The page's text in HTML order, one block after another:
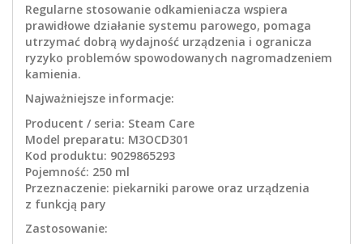
Regularne stosowanie odkamieniacza wspiera
prawidłowe działanie systemu parowego, pomaga
utrzymać dobrą wydajność urządzenia i ogranicza
ryzyko problemów spowodowanych nagromadzeniem
kamienia.
Najważniejsze informacje:
Producent / seria: Steam Care
Model preparatu: M3OCD301
Kod produktu: 9029865293
Pojemność: 250 ml
Przeznaczenie: piekarniki parowe oraz urządzenia
z funkcją pary
Zastosowanie: